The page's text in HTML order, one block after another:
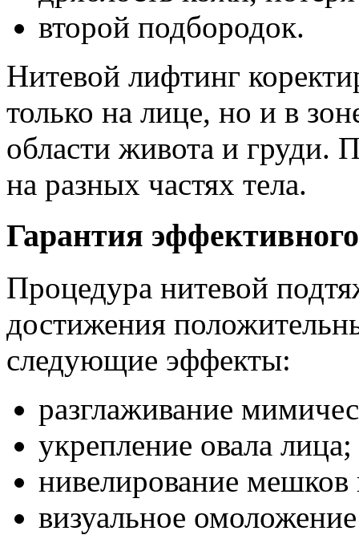
второй подбородок.
Нитевой лифтинг
только на лице, но и в
области живота и груди.
на разных частях тела.
Гарантия эффективного
Процедура нитевой
достижения
следующие эффекты:
разглаживание
укрепление овала лица;
нивелирование мешков
визуальное